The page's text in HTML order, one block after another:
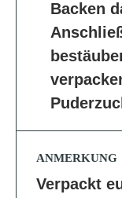
Backen
ANMERKUNG
Verpackt